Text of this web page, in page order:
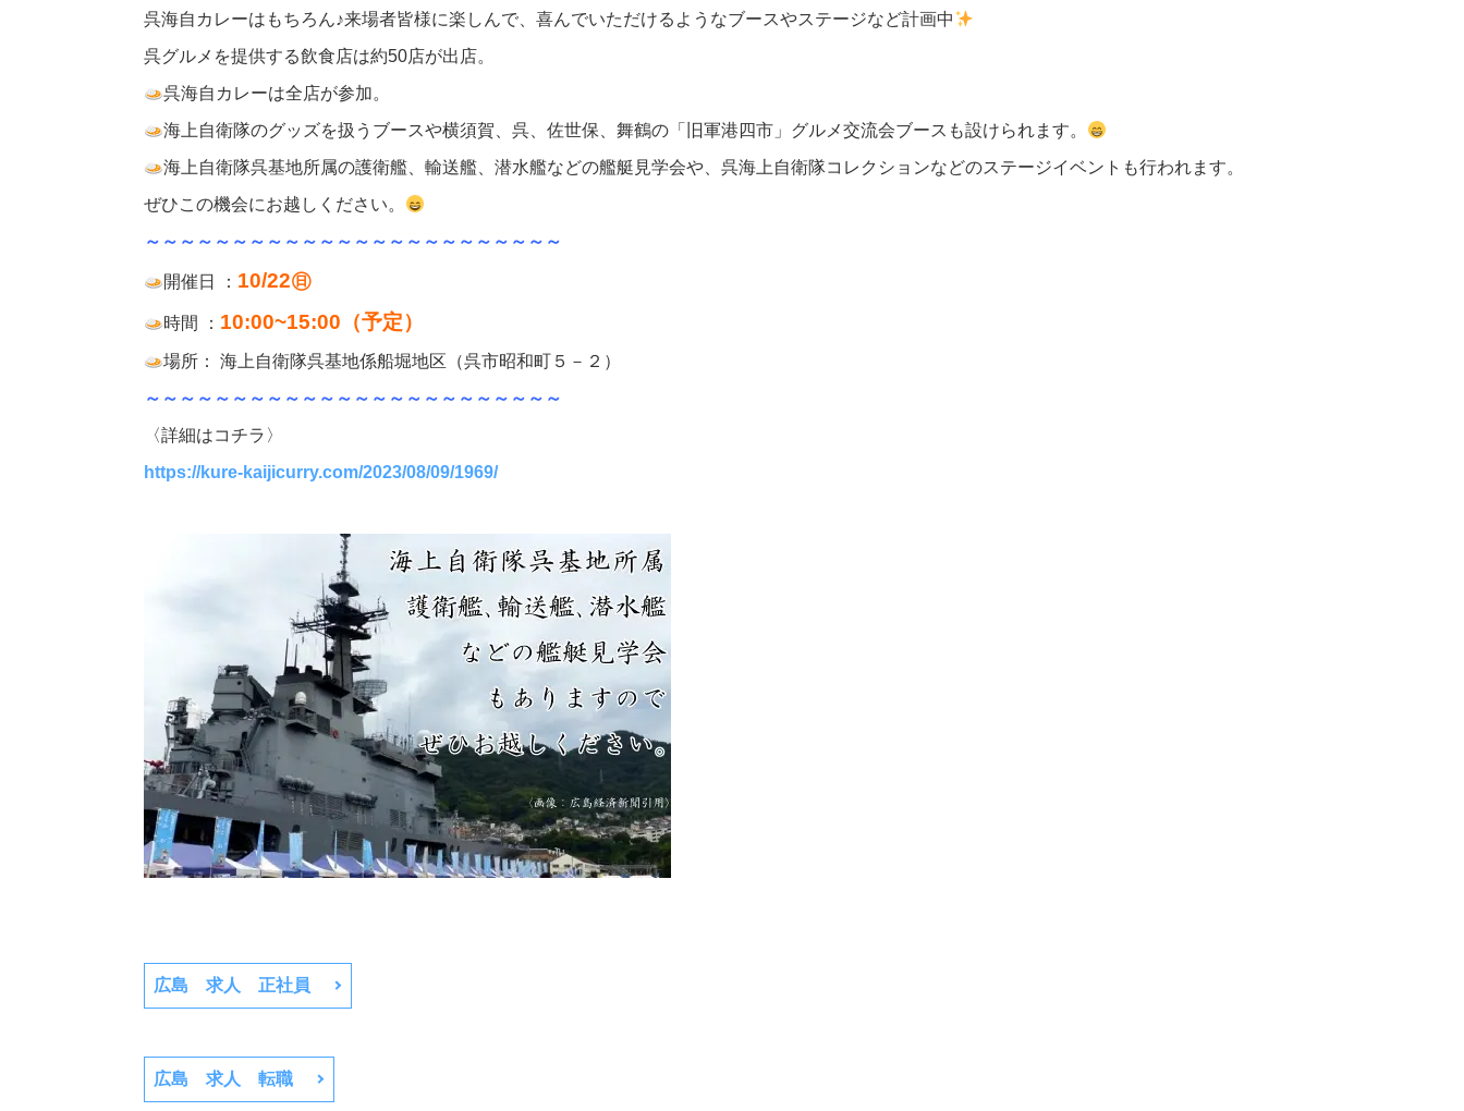
呉海自カレーはもちろん♪来場者皆様に楽しんで、喜んでいただけるようなブースやステージなど計画中
呉グルメを提供する飲食店は約50店が出店。
呉海自カレーは全店が参加。
海上自衛隊のグッズを扱うブースや横須賀、呉、佐世保、舞鶴の「旧軍港四市」グルメ交流会ブースも設けられます。
海上自衛隊呉基地所属の護衛艦、輸送艦、潜水艦などの艦艇見学会や、呉海上自衛隊コレクションなどのステージイベントも行われます。
ぜひこの機会にお越しください。
～～～～～～～～～～～～～～～～～～～～～～～～
開催日 ： 10/22㊐
時間 ： 10:00~15:00（予定）
場所： 海上自衛隊呉基地係船堀地区（呉市昭和町５－２）
～～～～～～～～～～～～～～～～～～～～～～～～
〈詳細はコチラ〉
https://kure-kaijicurry.com/2023/08/09/1969/
広島 求人 正社員
広島 求人 転職